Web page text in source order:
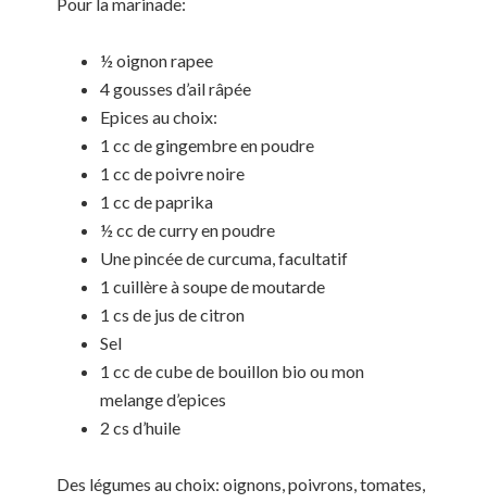
½ oignon rapee
4 gousses d’ail râpée
Epices au choix:
1 cc de gingembre en poudre
1 cc de poivre noire
1 cc de paprika
½ cc de curry en poudre
Une pincée de curcuma, facultatif
1 cuillère à soupe de moutarde
1 cs de jus de citron
Sel
1 cc de cube de bouillon bio ou mon
melange d’epices
2 cs d’huile
Des légumes au choix: oignons, poivrons, tomates,